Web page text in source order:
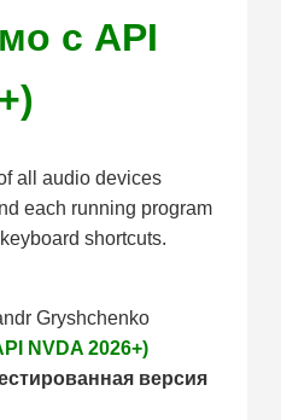
с API
all audio devices
each running program
shortcuts.
Gryshchenko
NVDA 2026+)
версия